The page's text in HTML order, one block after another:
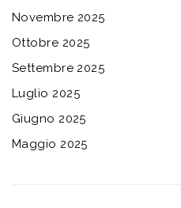
Novembre 2025
Ottobre 2025
Settembre 2025
Luglio 2025
Giugno 2025
Maggio 2025